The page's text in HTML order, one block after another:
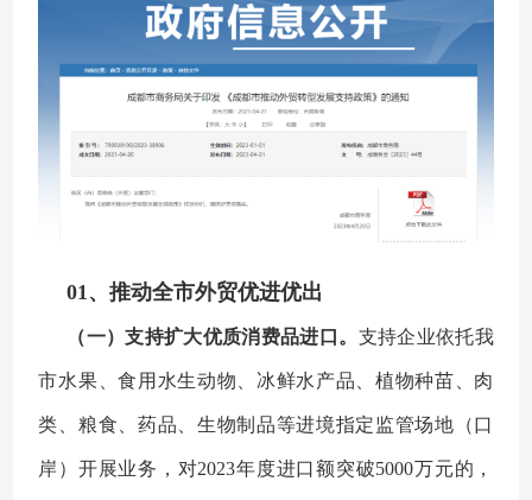
01、推动全市外贸优进优出
（一）支持扩大优质消费品进口。 支持企业依托我
市水果、食用水生动物、冰鲜水产品、植物种苗、肉
类、粮食、药品、生物制品等进境指定监管场地（口
岸）开展业务，对2023年度进口额突破5000万元的，